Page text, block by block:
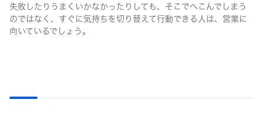
失敗したりうまくいかなかったりしても、そこでへこんでしまう
のではなく、すぐに気持ちを切り替えて行動できる人は、営業に
向いているでしょう。